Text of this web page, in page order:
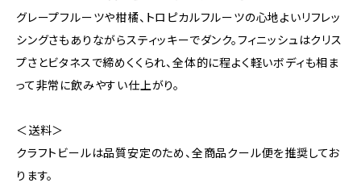
グレープフルーツや柑橘、トロピカルフルーツの心地よいリフレッ
シングさもありながらスティッキーでダンク。フィニッシュはクリス
プさとビタネスで締めくくられ、全体的に程よく軽いボディも相ま
って非常に飲みやすい仕上がり。
＜送料＞
クラフトビールは品質安定のため、全商品クール便を推奨してお
ります。